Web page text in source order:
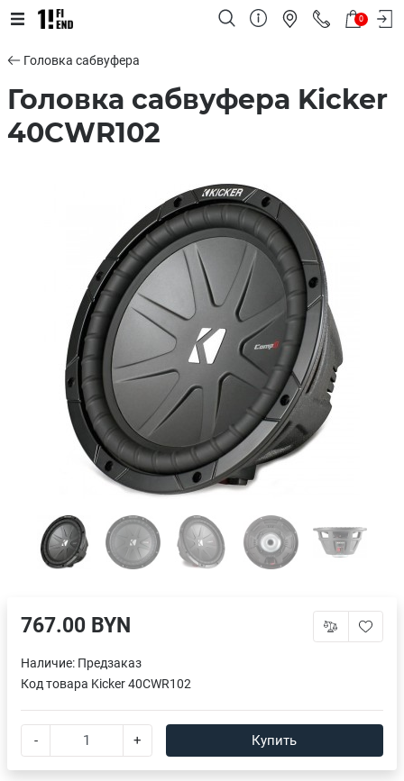
0
Головка сабвуфера
Головка сабвуфера Kicker
40CWR102
767.00 BYN
Наличие: Предзаказ
Код товара Kicker 40CWR102
- + Купить